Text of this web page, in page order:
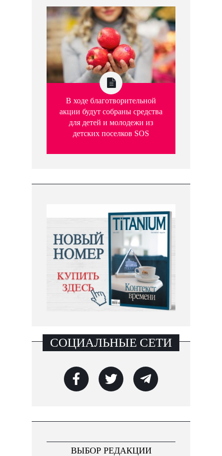
В ходе благотворительной
акции будут собраны средства
для детей и молодежи из
детских поселков SOS
СОЦИАЛЬНЫЕ СЕТИ
ВЫБОР РЕДАКЦИИ